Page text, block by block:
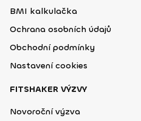
BMI kalkulačka
Ochrana osobních údajů
Obchodní podmínky
Nastavení cookies
FITSHAKER VÝZVY
Novoroční výzva